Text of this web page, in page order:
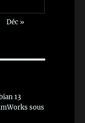
Déc »
13
sous